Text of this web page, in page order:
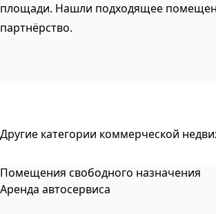
площади. Нашли подходящее
партнёрство.
Другие категории коммерческой
Помещения свободного назначения
Аренда автосервиса